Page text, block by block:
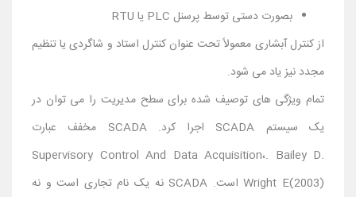
بصورت دستی توسط پرسنل PLC یا RTU
از کنترل آبشاری معمولاً تحت عنوان کنترل استاد و شاگردی یا تنظیم
مجدد نیز یاد می شود.
تمام ویژگی های توصیف شده برای سطح مدیریت را می توان در
یک سیستم SCADA اجرا کرد. SCADA مخفف عبارت
Supervisory Control And Data Acquisition،. Bailey D.
Wright E(2003) است. SCADA نه یک نام تجاری است و نه